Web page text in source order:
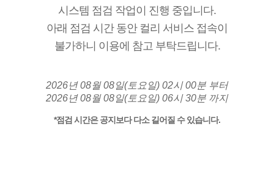
시스템 점검 작업이 진행 중입니다.
아래 점검 시간 동안 컬리 서비스 접속이
불가하니 이용에 참고 부탁드립니다.
2026년 08월 08일(토요일) 02시 00분 부터
2026년 08월 08일(토요일) 06시 30분 까지
*점검 시간은 공지보다 다소 길어질 수 있습니다.